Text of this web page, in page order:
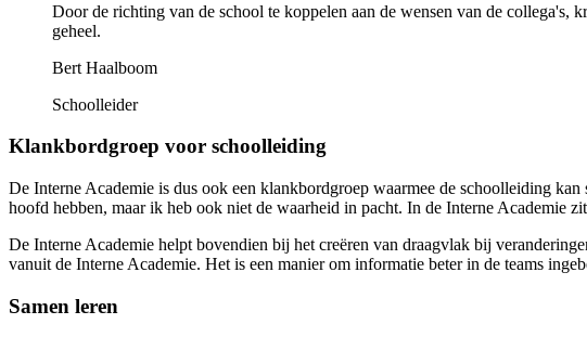
Door de richting van de school te koppelen aan de wensen van de
geheel.
Bert Haalboom
Schoolleider
Klankbordgroep voor schoolleiding
De Interne Academie is dus ook een klankbordgroep waarmee de schoolleiding
hoofd hebben, maar ik heb ook niet de waarheid in pacht. In de Interne Academie
De Interne Academie helpt bovendien bij het creëren van draagvlak bij
vanuit de Interne Academie. Het is een manier om informatie beter in de teams
Samen leren